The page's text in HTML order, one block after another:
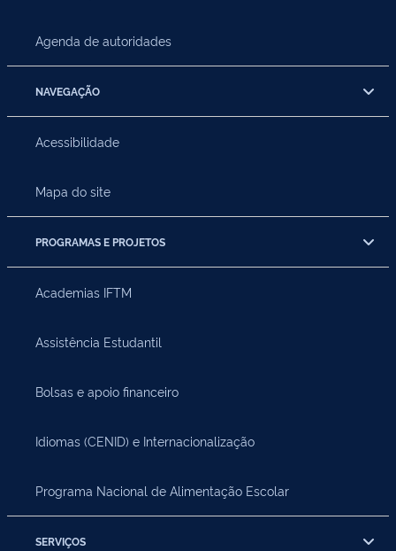
Agenda de autoridades
NAVEGAÇÃO
Acessibilidade
Mapa do site
PROGRAMAS E PROJETOS
Academias IFTM
Assistência Estudantil
Bolsas e apoio financeiro
Idiomas (CENID) e Internacionalização
Programa Nacional de Alimentação Escolar
SERVIÇOS